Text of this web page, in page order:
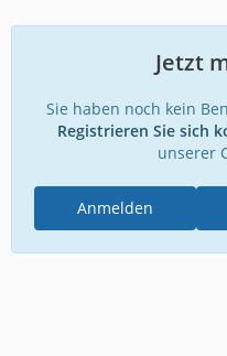
Jetzt
Sie haben noch kein
Registrieren Sie sich
unserer
Anmelden